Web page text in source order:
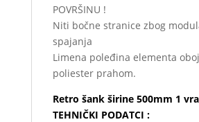
POVRŠINU !
Niti bočne stranice zbog
spajanja
Limena poleđina elementa
poliester prahom.
Retro šank širine 500mm 1
TEHNIČKI PODATCI :